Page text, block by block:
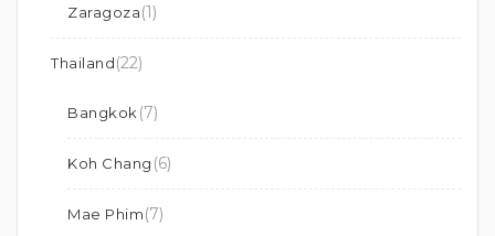
Zaragoza(1)
Thailand(22)
Bangkok (7)
Koh Chang (6)
Mae Phim(7)